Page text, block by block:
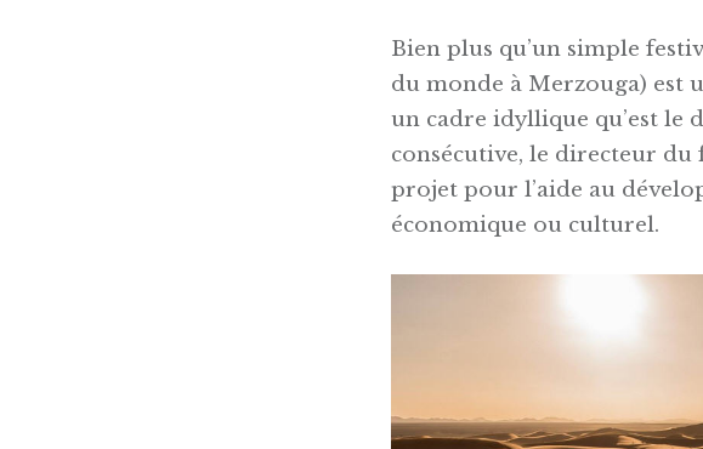
Bien plus qu’un simple
du monde à Merzouga) est
un cadre idyllique qu’est le
consécutive, le directeur du
projet pour l’aide au
économique ou culturel.